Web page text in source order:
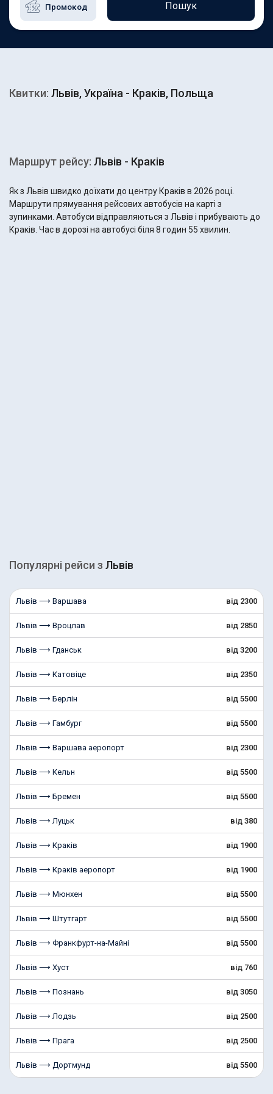
Пошук
Квитки: Львів, Україна - Краків, Польща
Маршрут рейсу: Львів - Краків
Як з Львів швидко доїхати до центру Краків в 2026 році.
Маршрути прямування рейсових автобусів на карті з
зупинками. Автобуси відправляються з Львів і прибувають до
Краків. Час в дорозі на автобусі біля 8 годин 55 хвилин.
Популярні рейcи з Львів
Львів ⟶ Варшава від 2300
Львів ⟶ Вроцлав від 2850
Львів ⟶ Гданськ від 3200
Львів ⟶ Катовіце від 2350
Львів ⟶ Берлін від 5500
Львів ⟶ Гамбург від 5500
Львів ⟶ Варшава аеропорт від 2300
Львів ⟶ Кельн від 5500
Львів ⟶ Бремен від 5500
Львів ⟶ Луцьк від 380
Львів ⟶ Краків від 1900
Львів ⟶ Краків аеропорт від 1900
Львів ⟶ Мюнхен від 5500
Львів ⟶ Штутгарт від 5500
Львів ⟶ Франкфурт-на-Майні від 5500
Львів ⟶ Хуст від 760
Львів ⟶ Познань від 3050
Львів ⟶ Лодзь від 2500
Львів ⟶ Прага від 2500
Львів ⟶ Дортмунд від 5500